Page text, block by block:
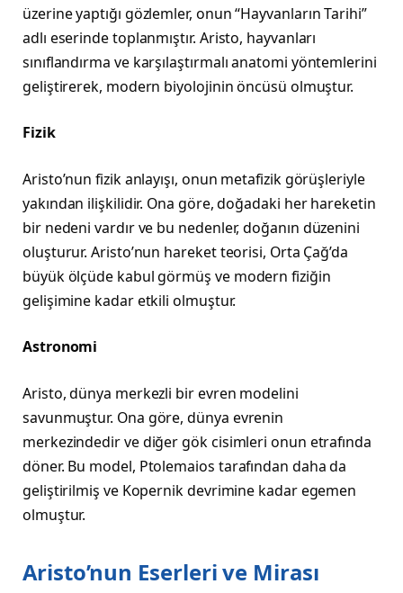
üzerine yaptığı gözlemler, onun “Hayvanların Tarihi”
adlı eserinde toplanmıştır. Aristo, hayvanları
sınıflandırma ve karşılaştırmalı anatomi yöntemlerini
geliştirerek, modern biyolojinin öncüsü olmuştur.
Fizik
Aristo’nun fizik anlayışı, onun metafizik görüşleriyle
yakından ilişkilidir. Ona göre, doğadaki her hareketin
bir nedeni vardır ve bu nedenler, doğanın düzenini
oluşturur. Aristo’nun hareket teorisi, Orta Çağ’da
büyük ölçüde kabul görmüş ve modern fiziğin
gelişimine kadar etkili olmuştur.
Astronomi
Aristo, dünya merkezli bir evren modelini
savunmuştur. Ona göre, dünya evrenin
merkezindedir ve diğer gök cisimleri onun etrafında
döner. Bu model, Ptolemaios tarafından daha da
geliştirilmiş ve Kopernik devrimine kadar egemen
olmuştur.
Aristo’nun Eserleri ve Mirası